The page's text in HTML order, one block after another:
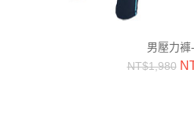
男壓力褲
NT$1,980